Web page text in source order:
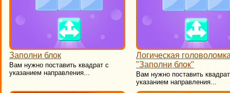
Заполни блок
Вам нужно поставить квадрат с
указанием направления...
Логическая
"Заполни блок"
​Вам нужно поставить
указанием направления...